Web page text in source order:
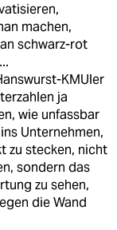
machen,
schwarz-rot
KMUler
ja
wie unfassbar
Unternehmen,
zu stecken, nicht
sondern das
zu sehen,
die Wand